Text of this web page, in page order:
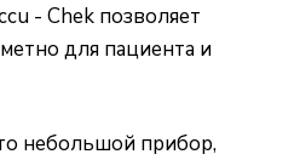
- Chek позволяет
для пациента и
небольшой прибор,